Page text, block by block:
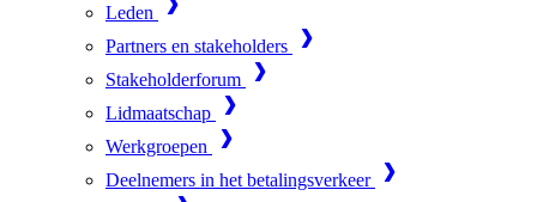
Leden
Partners en stakeholders
Stakeholderforum
Lidmaatschap
Werkgroepen
Deelnemers in het betalingsverkeer